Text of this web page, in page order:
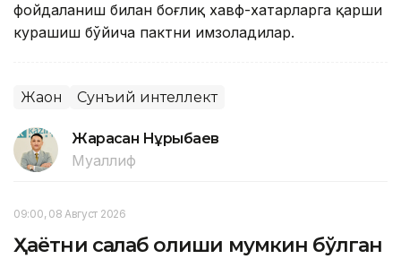
фойдаланиш билан боғлиқ хавф-хатарларга қарши
курашиш бўйича пактни имзоладилар.
Жаҳон Сунъий интеллект
Жарасқан Нұрыбаев
Муаллиф
09:00, 08 Август 2026
Ҳаётни сақлаб қолиши мумкин бўлган